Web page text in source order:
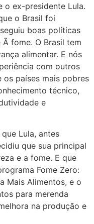
o ex-presidente Lula.
o Brasil foi
boas políticas
fome. O Brasil tem
alimentar. E nós
com outros
os paí­ses mais pobres
técnico,
e
Lula, antes
que sua principal
e a fome. E que
Fome Zero:
Mais Alimentos, e o
para merenda
na produção e